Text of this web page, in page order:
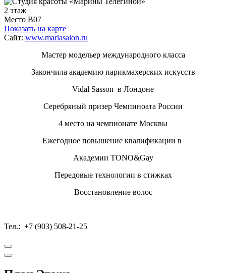
2 этаж
Место B07
Показать на карте
Сайт: www.mariasalon.ru
Мастер модельер международного класса
Закончила академию парикмахерских искусств
Vidal Sasson в Лондоне
Серебряный призер Чемпиноата России
4 место на чемпионате Москвы
Ежегодное повышение квалификации в
Академии TONO&Gay
Передовые технологии в стижках
Восстановление волос
Тел.: +7 (903) 508-21-25